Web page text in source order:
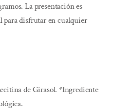
La presentación es
para disfrutar en cualquier
de Girasol. *Ingrediente